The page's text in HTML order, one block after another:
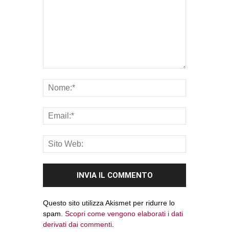
Questo sito utilizza Akismet per ridurre lo
spam. Scopri come vengono elaborati i dati
derivati dai commenti